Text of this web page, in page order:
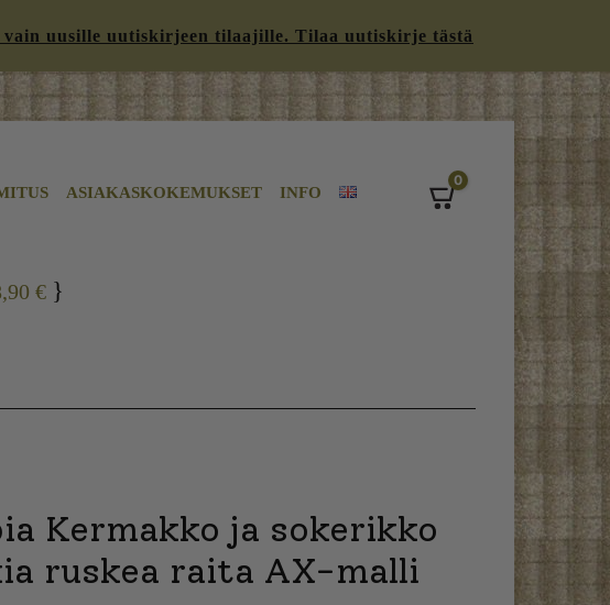
uusille uutiskirjeen tilaajille. Tilaa uutiskirje tästä
ASIAKASKOKEMUKSET INFO
0
€ }
Kermakko ja sokerikko
ruskea raita AX-malli